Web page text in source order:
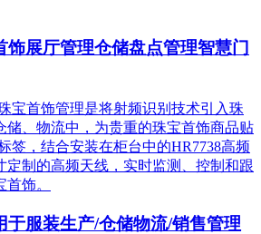
展厅管理仓储盘点管理智慧门
宝首饰管理是将射频识别技术引入珠
储、物流中，为贵重的珠宝首饰商品贴
签，结合安装在柜台中的HR7738高频
定制的高频天线，实时监测、控制和跟
饰。
服装生产/仓储物流/销售管理